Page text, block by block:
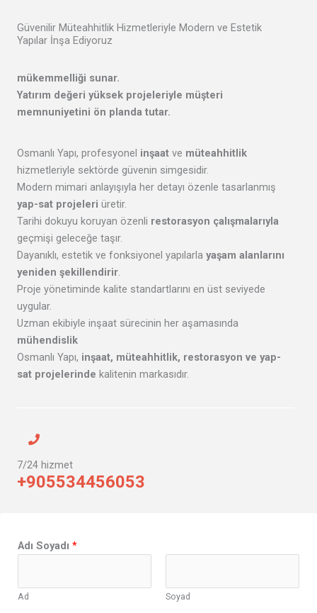
m
Güvenilir Müteahhitlik Hizmetleriyle Modern ve Estetik
Yapılar İnşa Ediyoruz
mükemmelliği sunar.
Yatırım değeri yüksek projeleriyle müşteri
memnuniyetini ön planda tutar.
Osmanlı Yapı, profesyonel inşaat ve müteahhitlik
hizmetleriyle sektörde güvenin simgesidir.
Modern mimari anlayışıyla her detayı özenle tasarlanmış
yap-sat projeleri üretir.
Tarihi dokuyu koruyan özenli restorasyon çalışmalarıyla
geçmişi geleceğe taşır.
Dayanıklı, estetik ve fonksiyonel yapılarla yaşam alanlarını
yeniden şekillendirir.
Proje yönetiminde kalite standartlarını en üst seviyede
uygular.
Uzman ekibiyle inşaat sürecinin her aşamasında
mühendislik
Osmanlı Yapı, inşaat, müteahhitlik, restorasyon ve yap-
sat projelerinde kalitenin markasıdır.
7/24 hizmet
+905534456053
Adı Soyadı *
Ad Soyad